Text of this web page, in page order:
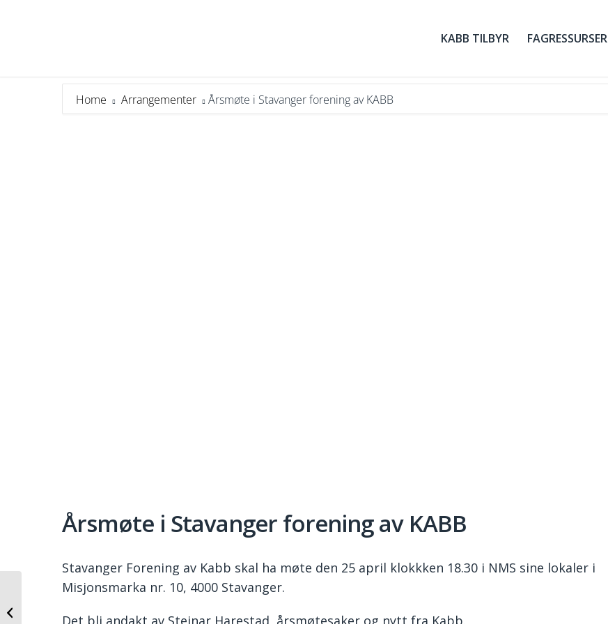
KABB TILBYR FAGRESSURSER
Home Arrangementer Årsmøte i Stavanger forening av KABB
Årsmøte i Stavanger forening av KABB
Stavanger Forening av Kabb skal ha møte den 25 april klokkken 18.30 i NMS sine lokaler i
Misjonsmarka nr. 10, 4000 Stavanger.
møte i Arendal